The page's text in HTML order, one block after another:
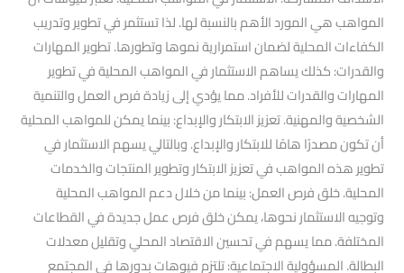
المواهب هي المورد الأهم بالنسبة لها. لذا تستثمر في تطوير وتدريب
الكفاءات المحلية لضمان استمرارية نموها وتطورها. تطوير المهارات
والقدرات: كذلك يساهم الاستثمار في المواهب المحلية في تطوير
المهارات والقدرات للأفراد. مما يؤدي إلى زيادة فرص العمل والتنمية
الشخصية والمهنية. تعزيز الابتكار والإبداع: بينما يمكن للمواهب المحلية
أن تكون مصدرًا هامًا للابتكار والإبداع. وبالتالي يسهم الاستثمار في
تطوير هذه المواهب في تعزيز الابتكار وتطوير المنتجات والخدمات
المحلية. خلق فرص العمل: بينما من خلال دعم المواهب المحلية
وتوجيه الاستثمار نحوها، يمكن خلق فرص عمل جديدة في القطاعات
المختلفة. مما يسهم في تحسين الاقتصاد المحلي وتقليل معدلات
البطالة. المسؤولية الاجتماعية: تلتزم فيوهات بدورها في المجتمع